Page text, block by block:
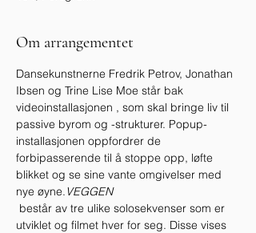
Om arrangementet
Dansekunstnerne Fredrik Petrov, Jonathan
Ibsen og Trine Lise Moe står bak
videoinstallasjonen , som skal bringe liv til
passive byrom og -strukturer. Popup-
installasjonen oppfordrer de
forbipasserende til å stoppe opp, løfte
blikket og se sine vante omgivelser med
nye øyne.VEGGEN
utviklet og filmet hver for seg. Disse vises